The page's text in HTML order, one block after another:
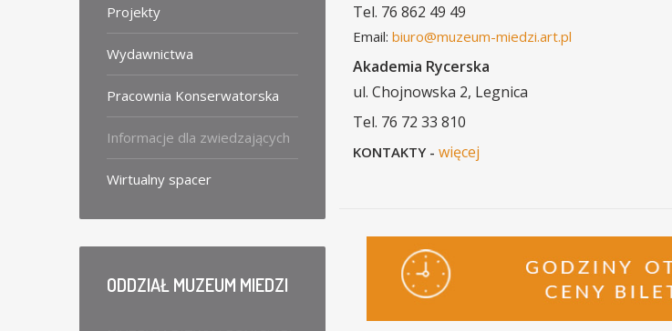
Tel. 76 862 49 49
Email: biuro@muzeum-miedzi.art.pl
Akademia Rycerska
ul. Chojnowska 2, Legnica
Tel. 76 72 33 810
KONTAKTY - więcej
Projekty
Wydawnictwa
Pracownia Konserwatorska
Informacje dla zwiedzających
Wirtualny spacer
ODDZIAŁMUZEUM MIEDZI